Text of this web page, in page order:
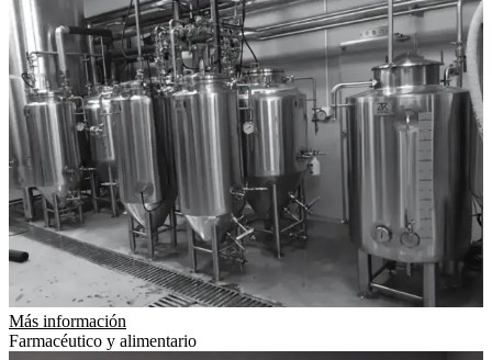
Más información
Farmacéutico y alimentario